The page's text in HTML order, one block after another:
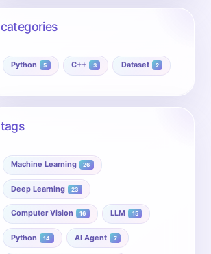
categories
Python 5 C++ 3 Dataset 2
tags
Machine Learning 26
Deep Learning 23
Computer Vision 16 LLM 15
Python 14 AI Agent 7